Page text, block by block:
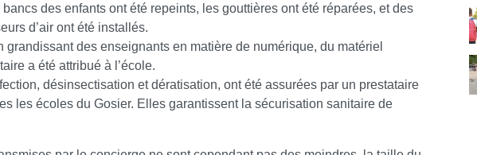
des enfants ont été repeints, les gouttières ont été réparées, et des
d’air ont été installés.
grandissant des enseignants en matière de numérique, du matériel
a été attribué à l’école.
désinsectisation et dératisation, ont été assurées par un prestataire
les écoles du Gosier. Elles garantissent la sécurisation sanitaire de